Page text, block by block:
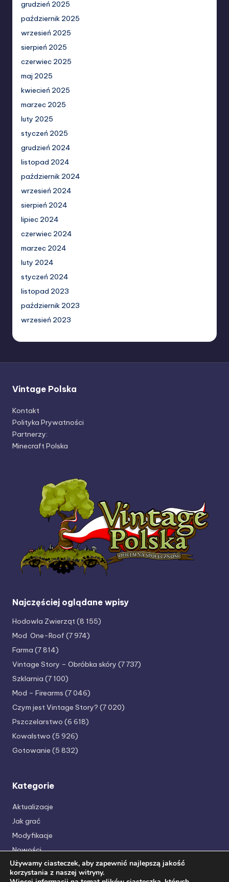
grudzień 2025
październik 2025
wrzesień 2025
sierpień 2025
czerwiec 2025
maj 2025
kwiecień 2025
marzec 2025
luty 2025
styczeń 2025
grudzień 2024
listopad 2024
październik 2024
wrzesień 2024
sierpień 2024
lipiec 2024
czerwiec 2024
marzec 2024
luty 2024
styczeń 2024
listopad 2023
październik 2023
wrzesień 2023
Vintage Polska
Kontakt
Polityka Prywatności
Partnerzy:
Minecraft Polska
Najczęściej oglądane wpisy
Hodowla Zwierząt(8 155)
Mod One-Roof (7 974)
Farma (7 814)
Vintage Story – Obróbka skóry (7 737)
Szklarnia (7 100)
Mod – Firearms (7 046)
Czym jest Vintage Story? (7 020)
Pszczelarstwo (6 618)
Kowalstwo (5 926)
Gotowanie (5 832)
Kategorie
Aktualizacje
Jak grać
Modyfikacje
Nowości
Poradniki
serwer vintagestory.pl
Używamy ciasteczek, aby zapewnić najlepszą jakość
korzystania z naszej witryny.